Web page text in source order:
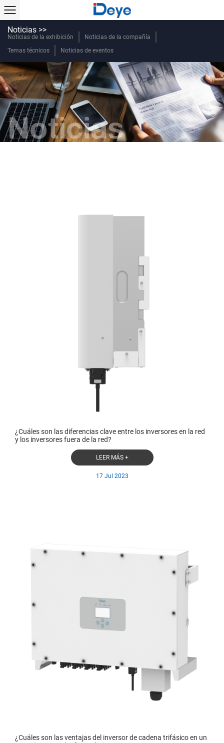
Noticias >>
Noticias de la exhibición
Noticias de la compañía
Temas técnicos
Noticias de eventos
Noticias
¿Cuáles son las diferencias clave entre los inversores en la red
y los inversores fuera de la red?
LEER MÁS +
17 Jul 2023
¿Cuáles son las ventajas del inversor de cadena trifásico en un